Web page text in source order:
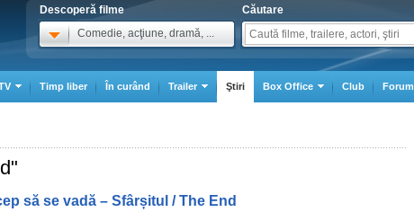
Descoperă filme
Comedie, acţiune, dramă, ...
Căutare
Timp liber În curând Trailer Ştiri Box Office Club Forum
să se vadă – Sfârșitul / The End